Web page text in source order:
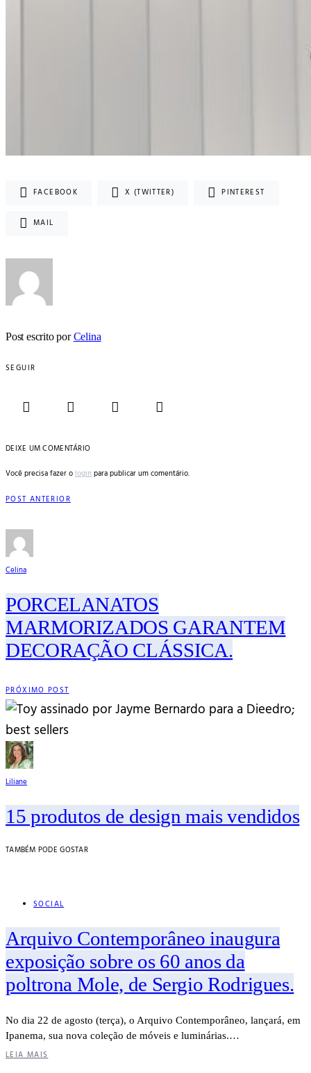
FACEBOOK X (TWITTER) PINTEREST
MAIL
Post escrito por Celina
SEGUIR
DEIXE UM COMENTÁRIO
Você precisa fazer ologinpara publicar um comentário.
POST ANTERIOR
Celina
PORCELANATOS
MARMORIZADOS GARANTEM
DECORAÇÃO CLÁSSICA.
PRÓXIMO POST
Liliane
15 produtos de design mais vendidos
TAMBÉM PODE GOSTAR
SOCIAL
Arquivo Contemporâneo inaugura
exposição sobre os 60 anos da
poltrona Mole, de Sergio Rodrigues.
No dia 22 de agosto (terça), o Arquivo Contemporâneo, lançará, em
Ipanema, sua nova coleção de móveis e luminárias.…
LEIA MAIS